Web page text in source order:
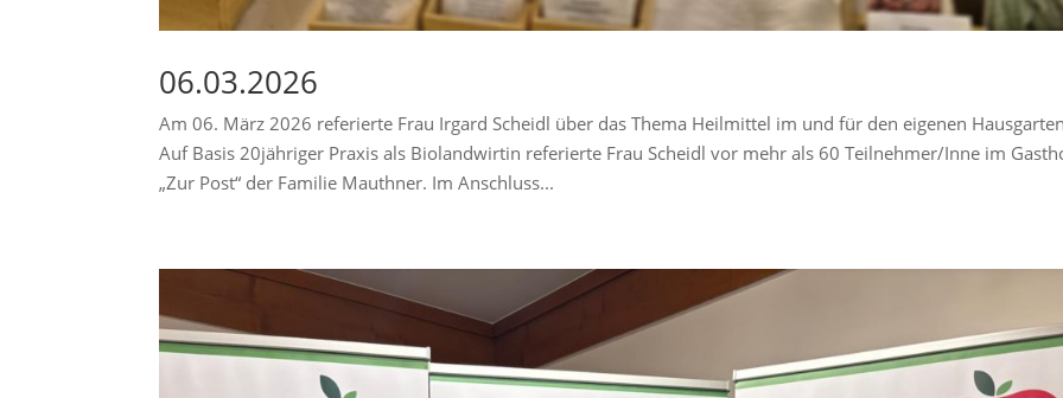
06.03.2026
Am 06. März 2026 referierte Frau Irgard Scheidl über das Thema Heilmittel im und für den eigenen
Auf Basis 20jähriger Praxis als Biolandwirtin referierte Frau Scheidl vor mehr als 60 Teilnehmer/Inne im
„Zur Post“ der Familie Mauthner. Im Anschluss...